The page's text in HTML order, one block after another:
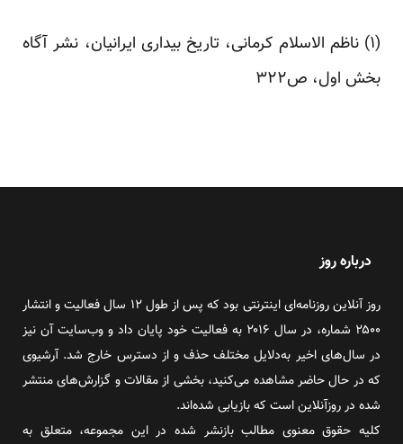
(۱) ناظم الاسلام کرمانی، تاریخ بیداری ایرانیان، نشر آگاه
بخش اول، ص۳۲۲
درباره روز
روز آنلاین روزنامه‌ای اینترنتی بود که پس از طول ۱۲ سال فعالیت و انتشار
۲۵۰۰ شماره، در سال ۲۰۱۶ به فعالیت خود پایان داد و وب‌سایت آن نیز
در سال‌های اخیر به‌دلایل مختلف حذف و از دسترس خارج شد. آرشیوی
که در حال حاضر مشاهده می‌کنید، بخشی از مقالات و گزارش‌های منتشر
شده در روزآنلاین است که بازیابی شده‌اند.
کلیه حقوق معنوی مطالب بازنشر شده در این مجموعه، متعلق به